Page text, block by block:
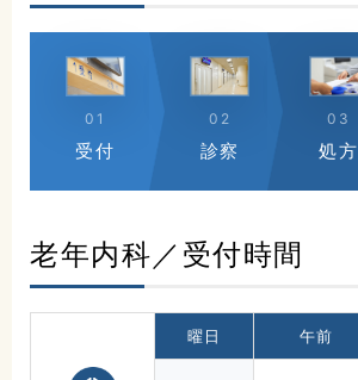
01
受付
02
診察
03
処方
老年内科／受付時間
曜日 午前